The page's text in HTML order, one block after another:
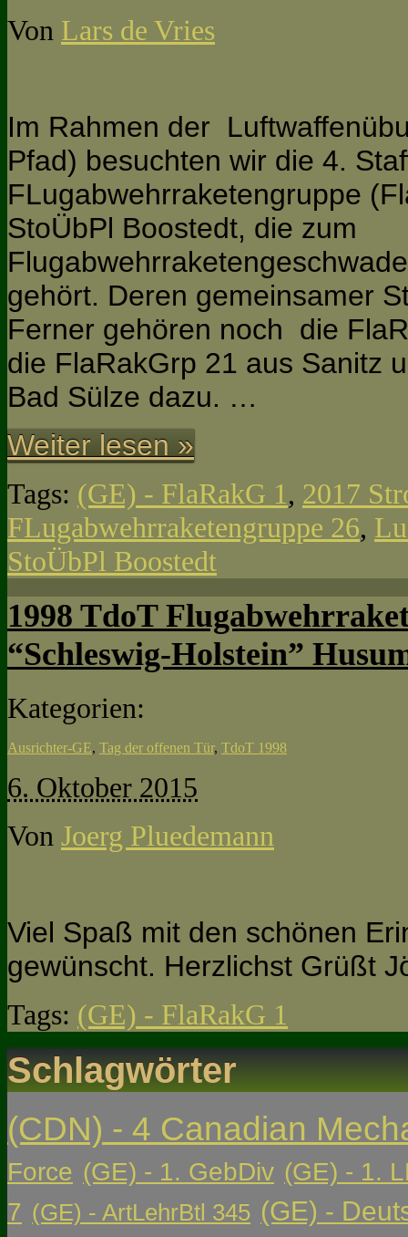
Von Lars de Vries
Im Rahmen der
Pfad) besuchten wir die 4.
FLugabwehrraketengruppe
StoÜbPl Boostedt, die zum
gehört. Deren gemeinsamer
Ferner gehören noch die
die FlaRakGrp 21 aus Sanitz
Bad Sülze dazu. …
Weiter lesen »
Tags: (GE) - FlaRakG 1 , 2017
FLugabwehrraketengruppe 26,
StoÜbPl Boostedt
1998 TdoT
“Schleswig-Holstein”
Kategorien:
Ausrichter-GE, Tag der offenen Tür, TdoT 1998
6. Oktober 2015
Von Joerg Pluedemann
Viel Spaß mit den schönen
gewünscht. Herzlichst Grüßt
Tags: (GE) - FlaRakG 1
Schlagwörter
(CDN) - 4 Canadian
Force (GE) - 1. GebDiv (GE) - 1.
7 (GE) - ArtLehrBtl 345 (GE) -